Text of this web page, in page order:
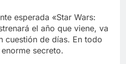
esperada «Star Wars:
el año que viene, va
cuestión de días. En todo
secreto.